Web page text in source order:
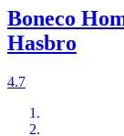
Boneco
Hasbro
4.7